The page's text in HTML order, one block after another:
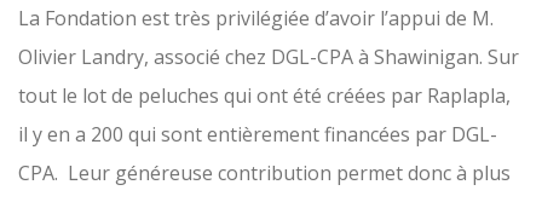
La Fondation est très privilégiée d’avoir l’appui de M.
Olivier Landry, associé chez DGL-CPA à Shawinigan. Sur
tout le lot de peluches qui ont été créées par Raplapla,
il y en a 200 qui sont entièrement financées par DGL-
CPA. Leur généreuse contribution permet donc à plus